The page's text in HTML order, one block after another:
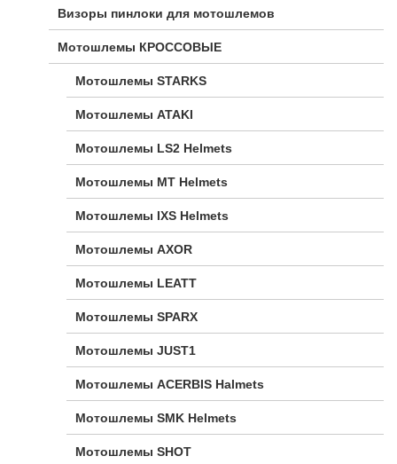
Визоры пинлоки для мотошлемов
Мотошлемы КРОССОВЫЕ
Мотошлемы STARKS
Мотошлемы ATAKI
Мотошлемы LS2 Helmets
Мотошлемы MT Helmets
Мотошлемы IXS Helmets
Мотошлемы AXOR
Мотошлемы LEATT
Мотошлемы SPARX
Мотошлемы JUST1
Мотошлемы ACERBIS Halmets
Мотошлемы SMK Helmets
Мотошлемы SHOT